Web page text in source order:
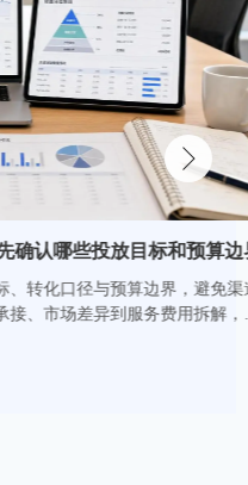
极致的网站加速方案
贸企业 终极解决方案
告费 也能让询盘倍增
多语言网站自动翻译
多方式留言即时推送
发布全球服务器节点
页面和功能不能省
。首页、产品页、关于我
适配与SEO基础项缺一不
免返工，提升收录、询盘
